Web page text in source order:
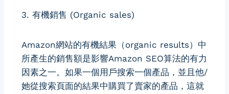
3. 有機銷售 (Organic sales)
Amazon網站的有機結果（organic results）中
所產生的銷售額是影響Amazon SEO算法的有力
因素之一。如果一個用戶搜索一個產品，並且他/
她從搜索頁面的結果中購買了賣家的產品，這就